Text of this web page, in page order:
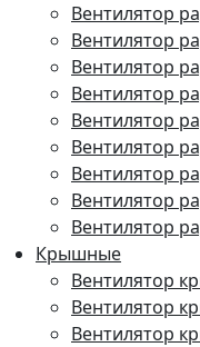
Вентилятор
Вентилятор
Вентилятор
Вентилятор
Вентилятор
Вентилятор
Вентилятор
Вентилятор
Вентилятор
Крышные
Вентилятор
Вентилятор
Вентилятор